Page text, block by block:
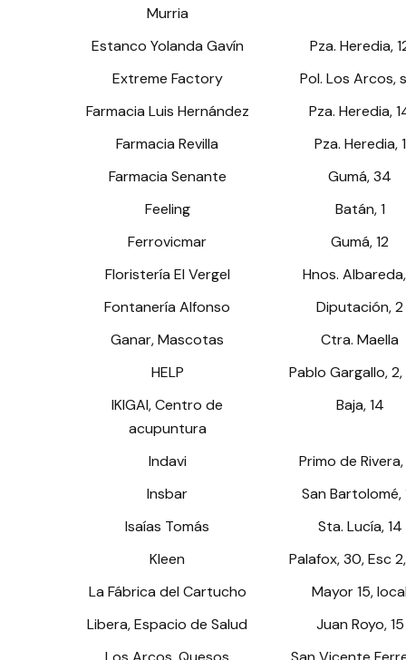
Murria
Estanco Yolanda Gavín
Pza. Heredia,
Extreme Factory
Pol. Los Arcos,
Farmacia Luis Hernández
Pza. Heredia,
Farmacia Revilla
Pza. Heredia, 1
Farmacia Senante
Gumá, 34
Feeling
Batán, 1
Ferrovicmar
Gumá, 12
Floristería El Vergel
Hnos.
Fontanería Alfonso
Diputación, 2
Ganar, Mascotas
Ctra. Maella
HELP
Pablo Gargallo, 2,
IKIGAI, Centro de
acupuntura
Baja, 14
Indavi
Primo de Rivera,
Insbar
San Bartolomé,
Isaías Tomás
Sta. Lucía, 14
Kleen
Palafox, 30, Esc
La Fábrica del Cartucho
Mayor 15,
Libera, Espacio de Salud
Juan Royo, 15